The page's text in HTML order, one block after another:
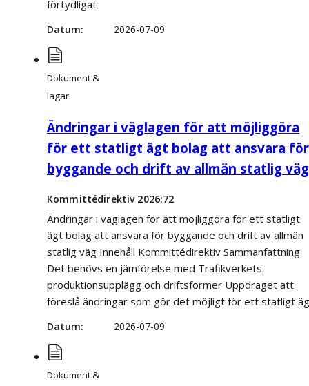
förtydligat
Datum 2026-07-09
Dokument &
lagar
Ändringar i väglagen för att möjliggöra
för ett statligt ägt bolag att ansvara för
byggande och drift av allmän statlig väg
Kommittédirektiv 2026:72
Ändringar i väglagen för att möjliggöra för ett statligt
ägt bolag att ansvara för byggande och drift av allmän
statlig väg Innehåll Kommittédirektiv Sammanfattning
Det behövs en jämförelse med Trafikverkets
produktionsupplägg och driftsformer Uppdraget att
föreslå ändringar som gör det möjligt för ett statligt
Datum 2026-07-09
Dokument &